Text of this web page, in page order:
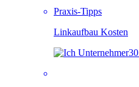
Praxis-Tipps
Linkaufbau Kosten